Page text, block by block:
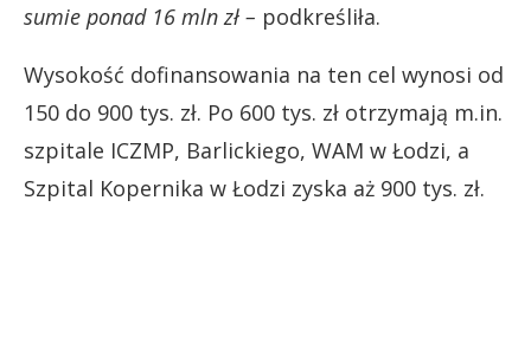
sumie ponad 16 mln zł – podkreśliła.
Wysokość dofinansowania na ten cel wynosi od
150 do 900 tys. zł. Po 600 tys. zł otrzymają m.in.
szpitale ICZMP, Barlickiego, WAM w Łodzi, a
Szpital Kopernika w Łodzi zyska aż 900 tys. zł.